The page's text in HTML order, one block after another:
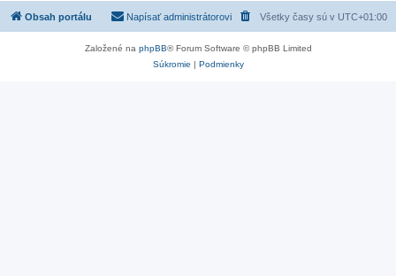
Obsah portálu Všetky časy sú v UTC+01:00
Napísať administrátorovi
Založené na phpBB® Forum Software © phpBB Limited
Súkromie | Podmienky